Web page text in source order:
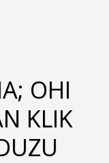
OHI
KLIK